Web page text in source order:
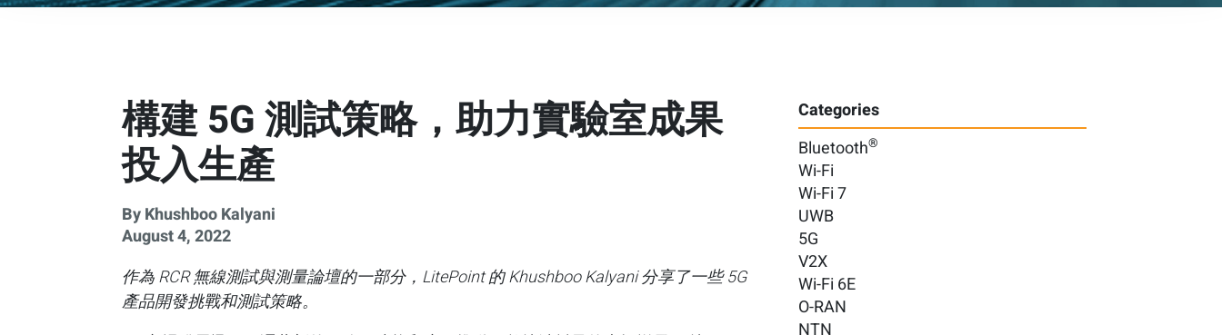
構建 5G 測試策略，助力實驗室成果
投入生產
By Khushboo Kalyani
August 4, 2022
作為 RCR 無線測試與測量論壇的一部分，LitePoint 的 Khushboo Kalyani 分享了一些 5G
產品開發挑戰和測試策略。
Categories
Bluetooth®
Wi-Fi
Wi-Fi 7
UWB
5G
V2X
Wi-Fi 6E
O-RAN
NTN